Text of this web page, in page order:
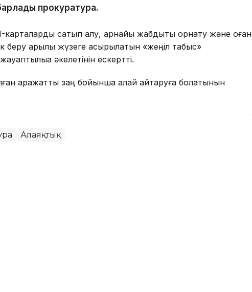
прокуратура.
карталарды сатып алу, арнайы жабдықты орнату және оған
беру арқылы жүзеге асырылатын «жеңіл табыс»
әкелетінін ескертті.
қаражатты заң бойынша қалай қайтаруға болатынын
Алаяқтық